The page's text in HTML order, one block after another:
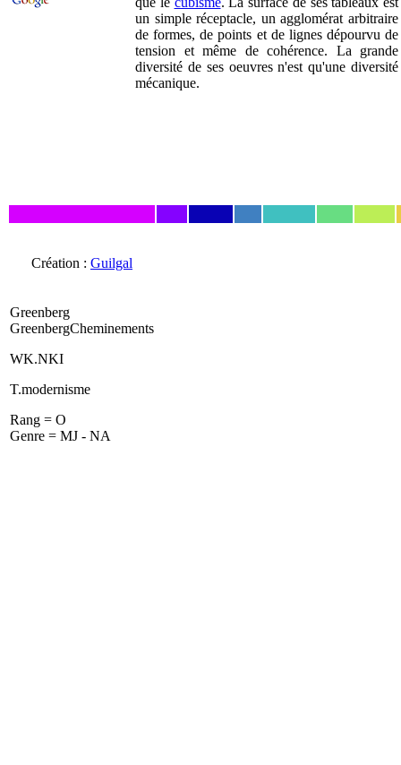
un simple réceptacle, un agglomérat arbitraire
de formes, de points et de lignes dépourvu de
tension et même de cohérence. La grande
diversité de ses oeuvres n'est qu'une diversité
mécanique.
Création : Guilgal
Greenberg
GreenbergCheminements
WK.NKI
T.modernisme
Rang = O
Genre = MJ - NA